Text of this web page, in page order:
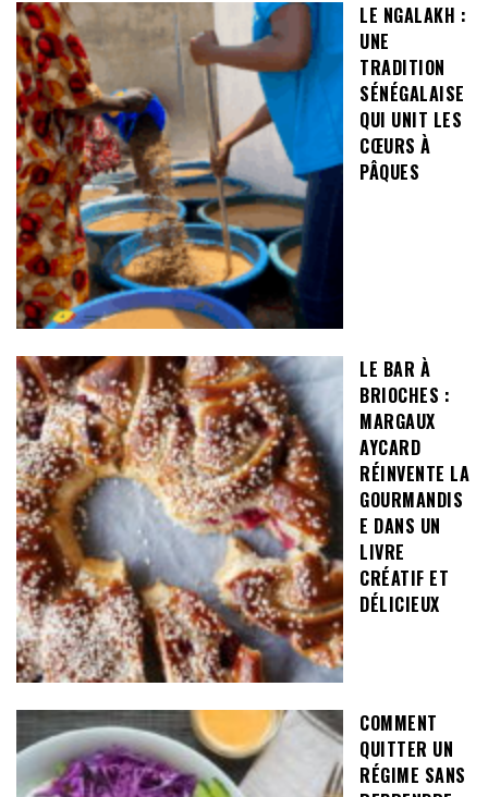
LE NGALAKH :
UNE
TRADITION
SÉNÉGALAISE
QUI UNIT LES
CŒURS À
PÂQUES
LE BAR À
BRIOCHES :
MARGAUX
AYCARD
RÉINVENTE LA
GOURMANDIS
E DANS UN
LIVRE
CRÉATIF ET
DÉLICIEUX
COMMENT
QUITTER UN
RÉGIME SANS